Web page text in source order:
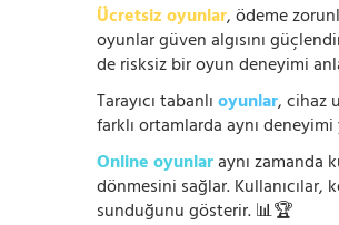
Ücretsiz oyunlar, ödeme
oyunlar güven algısını
de risksiz bir oyun deneyimi
Tarayıcı tabanlıoyunlar, cihaz
farklı ortamlarda aynı
Online oyunlaraynı zamanda
dönmesini sağlar.
sunduğunu gösterir. 📊🏆